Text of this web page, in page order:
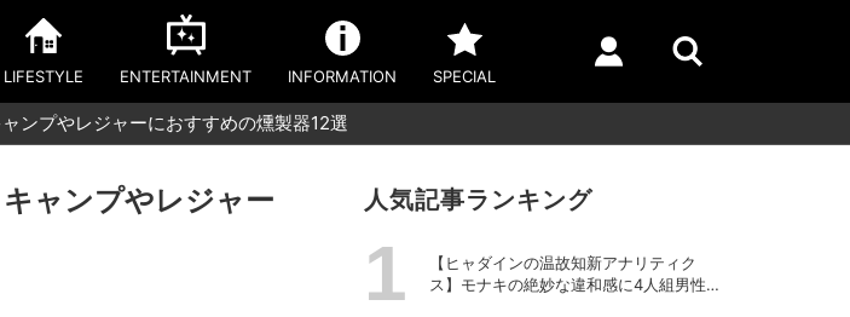
LIFESTYLE ENTERTAINMENT INFORMATION SPECIAL
ンプやレジャーにおすすめの燻製器12選
ャンプやレジャー
人気記事ランキング
【ヒャダインの温故知新アナリティク
ス】モナキの絶妙な違和感に4人組男性グ